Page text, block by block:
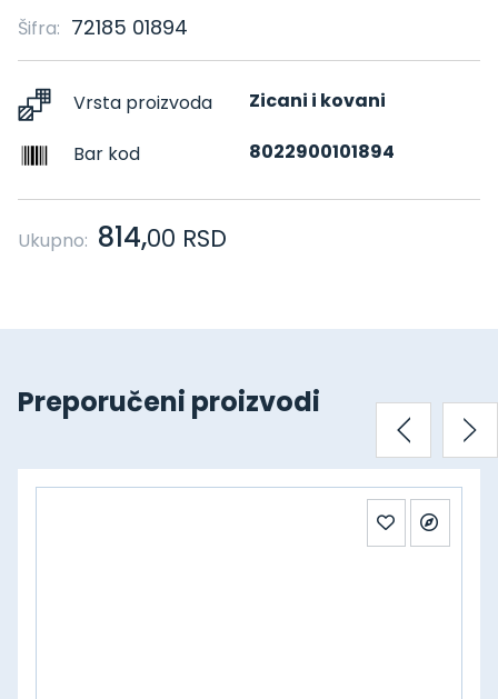
Šifra: 72185 01894
Vrsta proizvoda Zicani i kovani
Bar kod 8022900101894
Ukupno: 814,00 RSD
Preporučeni proizvodi